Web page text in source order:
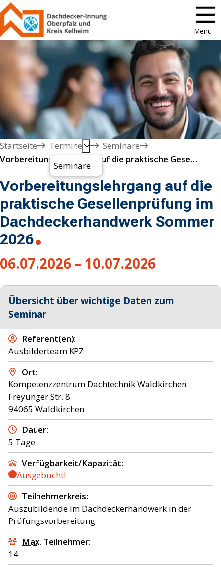
Menü
Startseite
Termine
Seminare
Seminare
Vorbereitungslehrgang auf die praktische Gesellenprüfung im Dachdeckerhandwerk Sommer 2026
Vorbereitungslehrgang auf die
praktische Gesellenprüfung im
Dachdeckerhandwerk Sommer
2026
06.07.2026 – 10.07.2026
Übersicht über wichtige Daten zum
Seminar
Referent(en)
Ausbilderteam KPZ
Ort
Kompetenzzentrum Dachtechnik Waldkirchen
Freyunger Str. 8
94065 Waldkirchen
Dauer
5 Tage
Verfügbarkeit/Kapazität
Ausgebucht!
Teilnehmerkreis
Auszubildende im Dachdeckerhandwerk in der
Prüfungsvorbereitung
Max. Teilnehmer
14